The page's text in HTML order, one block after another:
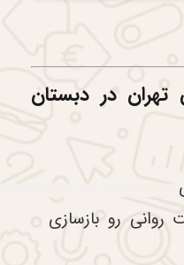
تهران در دبستان
روانی رو بازسازی